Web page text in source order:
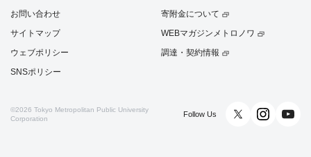
お問い合わせ
サイトマップ
ウェブポリシー
SNSポリシー
寄附金について
WEBマガジンメトロノワ
調達・契約情報
©2026 Tokyo Metropolitan Public University
Corporation
Follow Us